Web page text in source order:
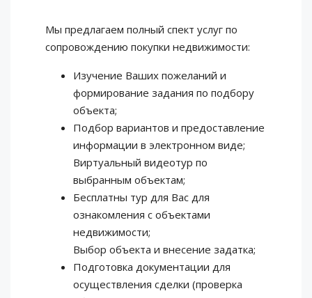
Мы предлагаем полный спект услуг по
сопровождению покупки недвижимости:
Изучение Ваших пожеланий и
формирование задания по подбору
объекта;
Подбор вариантов и предоставление
информации в электронном виде;
Виртуальный видеотур по
выбранным объектам;
Бесплатны тур для Вас для
ознакомления с объектами
недвижимости;
Выбор объекта и внесение задатка;
Подготовка документации для
осуществления сделки (проверка